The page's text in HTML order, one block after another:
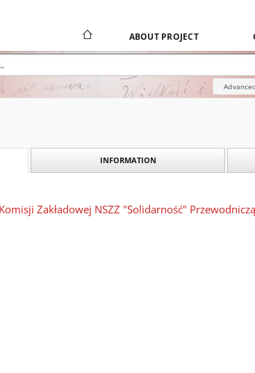
ABOUT PROJECT
INFORMATION
Zakładowej NSZZ "Solidarność"